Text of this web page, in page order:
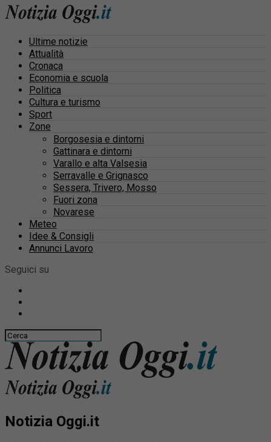
Ultime notizie
Attualità
Cronaca
Economia e scuola
Politica
Cultura e turismo
Sport
Zone
Borgosesia e dintorni
Gattinara e dintorni
Varallo e alta Valsesia
Serravalle e Grignasco
Sessera, Trivero, Mosso
Fuori zona
Novarese
Meteo
Idee & Consigli
Annunci Lavoro
Seguici su
Notizia Oggi.it